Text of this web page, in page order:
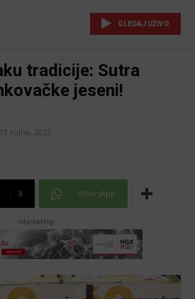
GLEDAJ UŽIVO
tradicije: Sutra
jeseni!
11 rujna, 2025
X WhatsApp
-Marketing-